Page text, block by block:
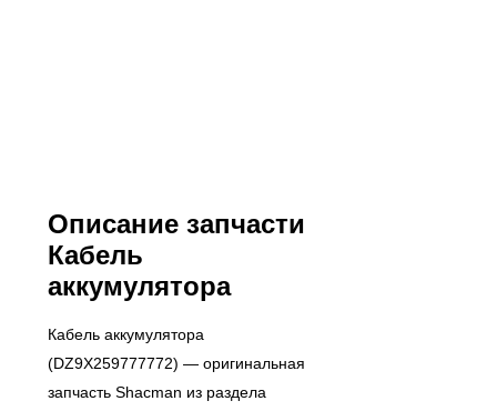
Описание запчасти
Кабель
аккумулятора
Кабель аккумулятора
(DZ9X259777772) — оригинальная
запчасть Shacman из раздела